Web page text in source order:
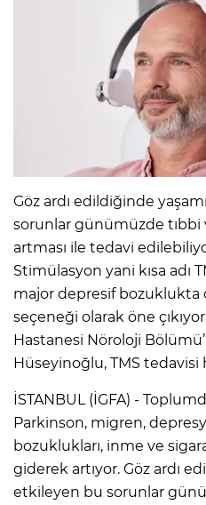
Göz ardı edildiğinde
sorunlar günümüzde tıbbi
artması ile tedavi
Stimülasyon yani kısa adı
major depresif bozuklukta
seçeneği olarak öne
Hastanesi Nöroloji
Hüseyinoğlu, TMS tedavisi
İSTANBUL (İGFA) -
Parkinson, migren,
bozuklukları, inme ve
giderek artıyor. Göz ardı
etkileyen bu sorunlar